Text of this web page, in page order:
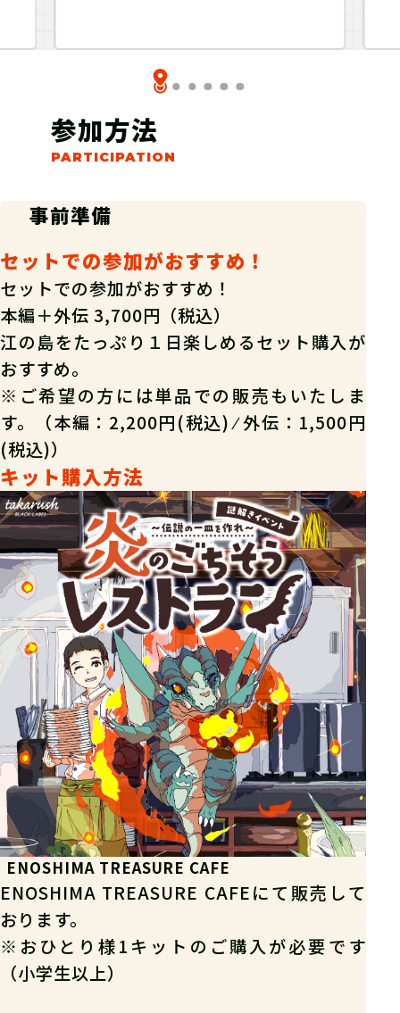
参加方法
事前準備
セットでの参加がおすすめ！
セットでの参加がおすすめ！
本編＋外伝 3,700円（税込）
江の島をたっぷり１日楽しめるセット購入が
おすすめ。
※ご希望の方には単品での販売もいたしま
す。（本編：2,200円(税込) ⁄ 外伝：1,500円
(税込)）
キット購入方法
ENOSHIMA TREASURE CAFE
ENOSHIMA TREASURE CAFEにて販売して
おります。
※おひとり様1キットのご購入が必要です
（小学生以上）